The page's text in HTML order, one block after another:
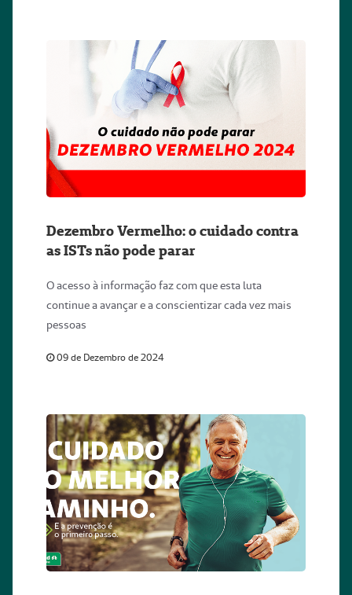
Dezembro Vermelho: o cuidado contra
as ISTs não pode parar
O acesso à informação faz com que esta luta
continue a avançar e a conscientizar cada vez mais
pessoas
09 de Dezembro de 2024